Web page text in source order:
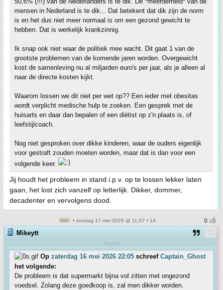
mensen in Nederland is te dik... Dat betekent dat dik zijn de norm
is en het dus niet meer normaal is om een gezond gewicht te
hebben. Dat is werkelijk krankzinnig.
Ik snap ook niet waar de politiek mee wacht. Dit gaat 1 van de
grootste problemen van de komende jaren worden. Overgewicht
kost de samenleving nu al miljarden euro's per jaar, als je alleen al
naar de directe kosten kijkt.
Waarom lossen we dit niet per wet op?? Een ieder met obesitas
wordt verplicht medische hulp te zoeken. Een gesprek met de
huisarts en daar dan bepalen of een diëtist op z'n plaats is, of
leefstijlcoach.
Nog niet gesproken over dikke kinderen, waar de ouders eigenlijk
voor gestraft zouden moeten worden, maar dat is dan voor een
volgende keer.
Jij houdt het probleem in stand i.p.v. op te lossen lekker laten
gaan, het lost zich vanzelf op letterlijk. Dikker, dommer,
decadenter en vervolgens dood.
• zondag 17 mei 2026 @ 11:07 • 14
Mikeytt
Any/All
Op zaterdag 16 mei 2026 22:05 schreef Captain_Ghost
het volgende:
De probleem is dat supermarkt bijna vol zitten met ongezond
voedsel. Zolang deze goedkoop is, zal men dikker worden.